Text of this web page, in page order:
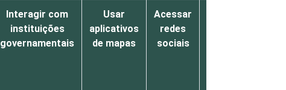
Interagir com
instituições
governamentais
Usar
aplicativos
de mapas
Acessar
redes
sociais